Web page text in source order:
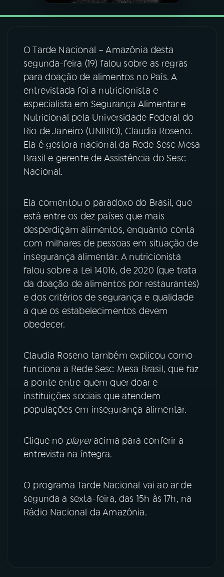
08FESTIVAL DE MÚSICA
ACOMPANHE A RÁDIO NACIONAL
YouTube Facebook
Instagram X
O Tarde Nacional – Amazônia desta
segunda-feira (19) falou sobre as regras
para doação de alimentos no País. A
entrevistada foi a nutricionista e
especialista em Segurança Alimentar e
Nutricional pela Universidade Federal do
Rio de Janeiro (UNIRIO), Claudia Roseno.
Ela é gestora nacional da Rede Sesc Mesa
Brasil e gerente de Assistência do Sesc
Nacional.
Ela comentou o paradoxo do Brasil, que
está entre os dez países que mais
desperdiçam alimentos, enquanto conta
com milhares de pessoas em situação de
insegurança alimentar. A nutricionista
falou sobre a Lei 14016, de 2020 (que trata
da doação de alimentos por restaurantes)
e dos critérios de segurança e qualidade
a que os estabelecimentos devem
obedecer.
Claudia Roseno também explicou como
funciona a Rede Sesc Mesa Brasil, que faz
a ponte entre quem quer doar e
instituições sociais que atendem
populações em insegurança alimentar.
Clique no playeracima para conferir a
entrevista na íntegra.
O programa Tarde Nacional vai ao ar de
segunda a sexta-feira, das 15h às 17h, na
Rádio Nacional da Amazônia.